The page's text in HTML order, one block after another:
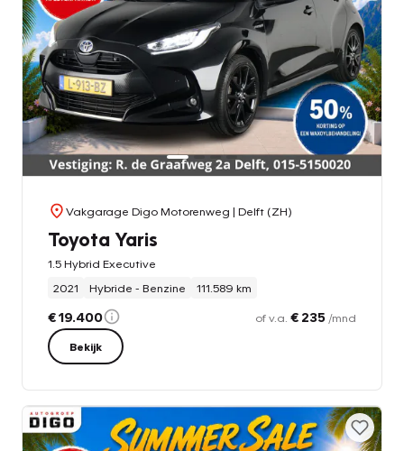
Vakgarage Digo Motorenweg | Delft (ZH)
Toyota Yaris
1.5 Hybrid Executive
2021
Hybride - Benzine 111.589 km
€ 19.400 of v.a. € 235 /mnd
Bekijk